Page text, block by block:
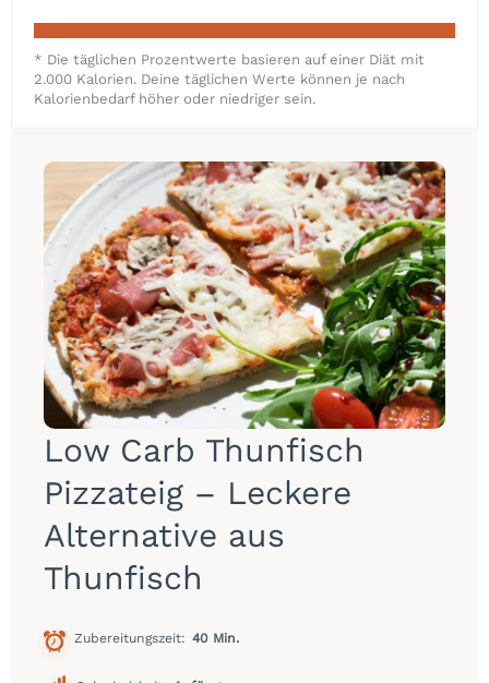
Low Carb Thunfisch
Pizzateig – Leckere
Alternative aus
Thunfisch
Zubereitungszeit 40 Min.
* Die täglichen Prozentwerte basieren auf einer Diät mit
2.000 Kalorien. Deine täglichen Werte können je nach
Kalorienbedarf höher oder niedriger sein.